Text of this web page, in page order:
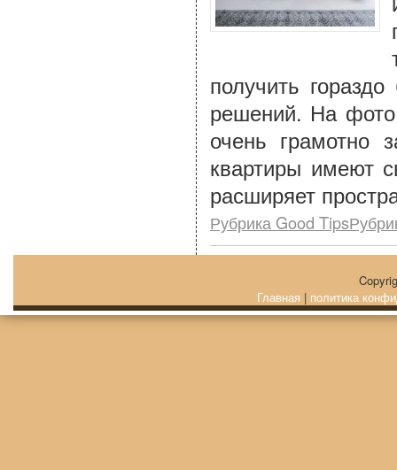
получить
решений. На фото
очень грамотно
квартиры имеют
расширяет
Рубрика Good
Главная | политика